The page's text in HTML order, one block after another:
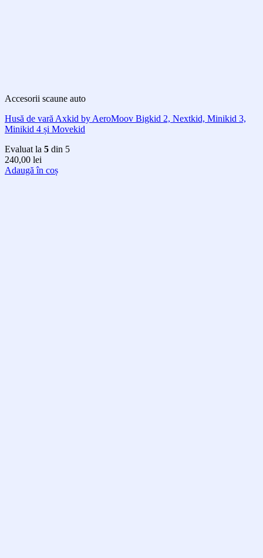
Accesorii scaune auto
Husă de vară Axkid by AeroMoov Bigkid 2, Nextkid, Minikid 3,
Minikid 4 și Movekid
Evaluat la 5 din 5
240,00 lei
Adaugă în coș